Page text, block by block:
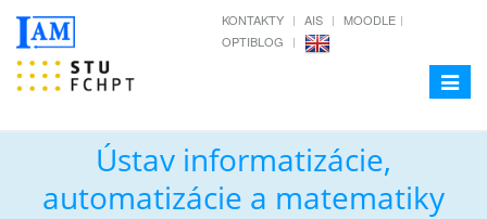
KONTAKTY AIS
MOODLE
OPTIBLOG
Toggle
Ústav informatizácie,
automatizácie a matematiky